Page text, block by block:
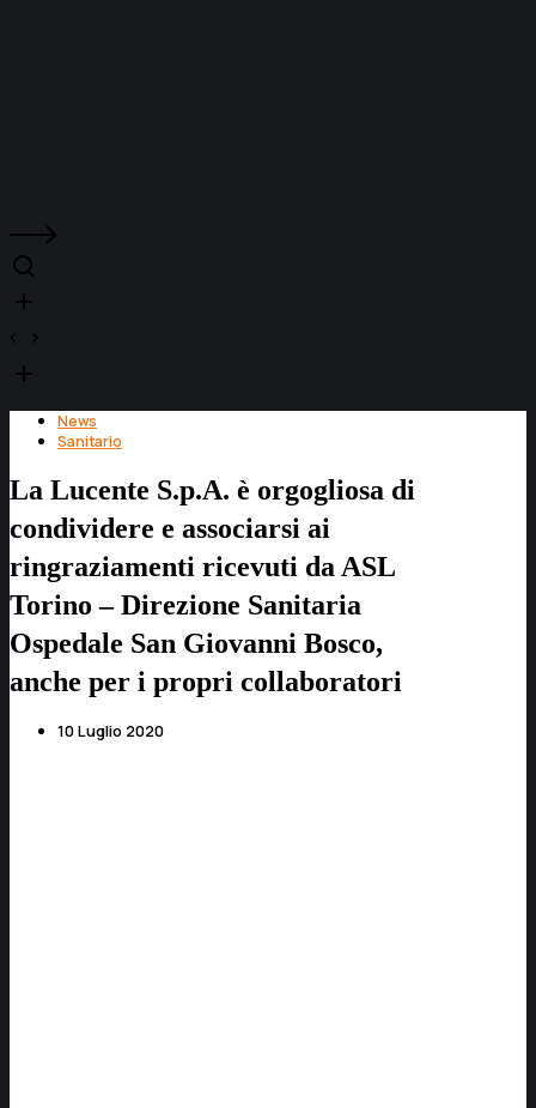
News
Sanitario
La Lucente S.p.A. è orgogliosa di
condividere e associarsi ai
ringraziamenti ricevuti da ASL
Torino – Direzione Sanitaria
Ospedale San Giovanni Bosco,
anche per i propri collaboratori
10 Luglio 2020